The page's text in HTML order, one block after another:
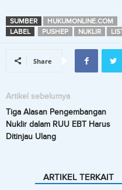
SUMBER
HUKUMONLINE.COM
LABEL
PUSHEP NUKLIR
Share
Artikel sebelumya
Tiga Alasan Pengembangan
Nuklir dalam RUU EBT Harus
Ditinjau Ulang
ARTIKEL TERKAIT